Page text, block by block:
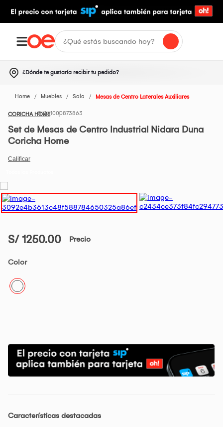
¿Dónde te gustaría recibir tu pedido?
Home Muebles Sala Mesas de Centro Laterales Auxiliares
CORICHA HOME1000873863
Set de Mesas de Centro Industrial Nidara Duna
Coricha Home
S/ 1250.00 Precio
Color
Características destacadas